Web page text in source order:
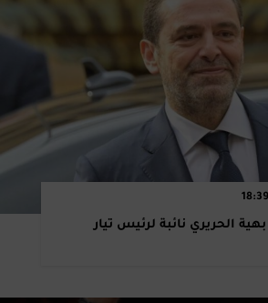
الحريري نائبة لرئيس تيار